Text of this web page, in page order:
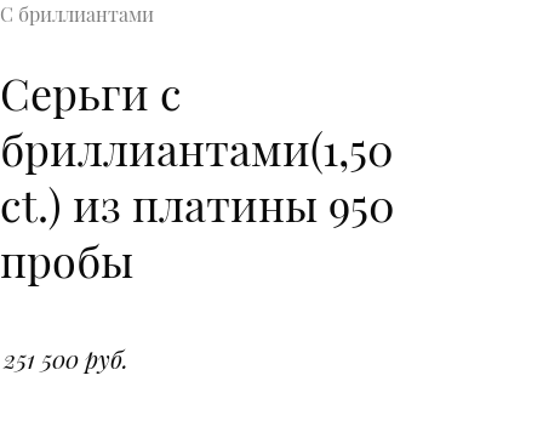
С бриллиантами
Серьги с
бриллиантами(1,50
ct.) из платины 950
пробы
251 500 руб.